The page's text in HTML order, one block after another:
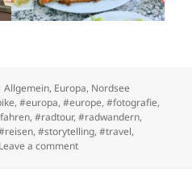
Categories
Allgemein, Europa, Nordsee
,#europa,#europe,#fotografie,
,#radtour,#radwandern,
,#storytelling,#travel,
Leave a commenton Etappe 9: Endpunkt